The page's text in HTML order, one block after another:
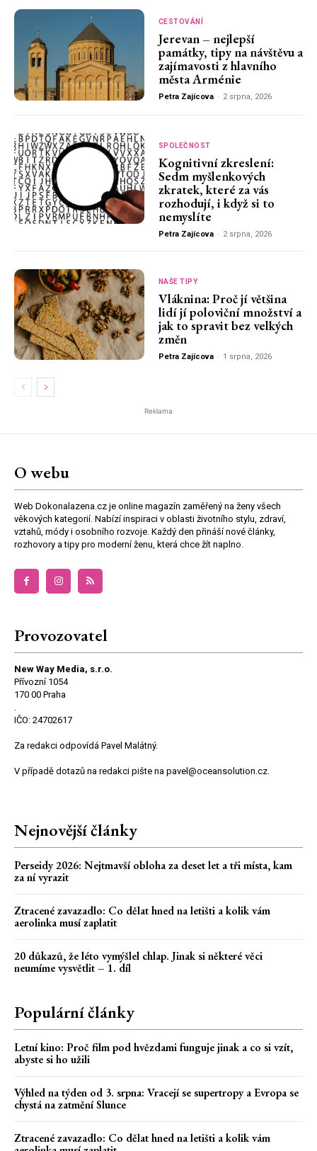
CESTOVÁNÍ
Jerevan – nejlepší
památky, tipy na návštěvu a
zajímavosti z hlavního
města Arménie
Petra Zajícova - 2 srpna, 2026
SPOLEČNOST
Kognitivní zkreslení:
Sedm myšlenkových
zkratek, které za vás
rozhodují, i když si to
nemyslíte
Petra Zajícova - 2 srpna, 2026
NAŠE TIPY
Vláknina: Proč jí většina
lidí jí poloviční množství a
jak to spravit bez velkých
změn
Petra Zajícova - 1 srpna, 2026
Reklama
O webu
Web Dokonalazena.cz je online magazín zaměřený na ženy všech
věkových kategorií. Nabízí inspiraci v oblasti životního stylu, zdraví,
vztahů, módy i osobního rozvoje. Každý den přináší nové články,
rozhovory a tipy pro moderní ženu, která chce žít naplno.
Provozovatel
New Way Media, s.r.o.
Přívozní 1054
170 00 Praha
.
IČO: 24702617
Za redakci odpovídá Pavel Malátný.
V případě dotazů na redakci pište na pavel@oceansolution.cz.
Nejnovější články
Perseidy 2026: Nejtmavší obloha za deset let a tři místa, kam
za ní vyrazit
Ztracené zavazadlo: Co dělat hned na letišti a kolik vám
aerolinka musí zaplatit
20 důkazů, že léto vymýšlel chlap. Jinak si některé věci
neumíme vysvětlit – 1. díl
Populární články
Letní kino: Proč film pod hvězdami funguje jinak a co si vzít,
abyste si ho užili
Výhled na týden od 3. srpna: Vracejí se supertropy a Evropa se
chystá na zatmění Slunce
Ztracené zavazadlo: Co dělat hned na letišti a kolik vám